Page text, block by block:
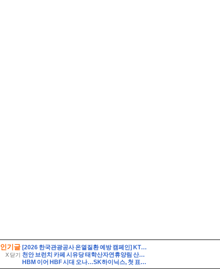
인기글
X 닫기
[2026 한국관광공사 온열질환 예방 캠페인] KTO와 함께하는 호종이와 무고미의 폭염대비 & 온열질환 예방 미션!
천안 브런치 카페 시유당 태학산자연휴양림 산책과 함께 천안 데이트 코스로 완벽한 브런치맛집
HBM 이어 HBF 시대 오나…SK하이닉스, 첫 표준규격 공개